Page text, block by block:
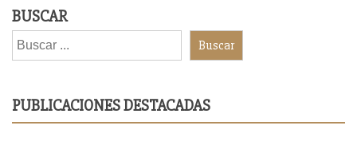
BUSCAR
Buscar
PUBLICACIONES DESTACADAS